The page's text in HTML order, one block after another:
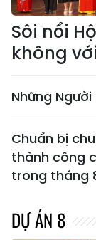
Sôi nổi
không
Những
Chuẩn bị
thành công
trong tháng
DỰ ÁN 8